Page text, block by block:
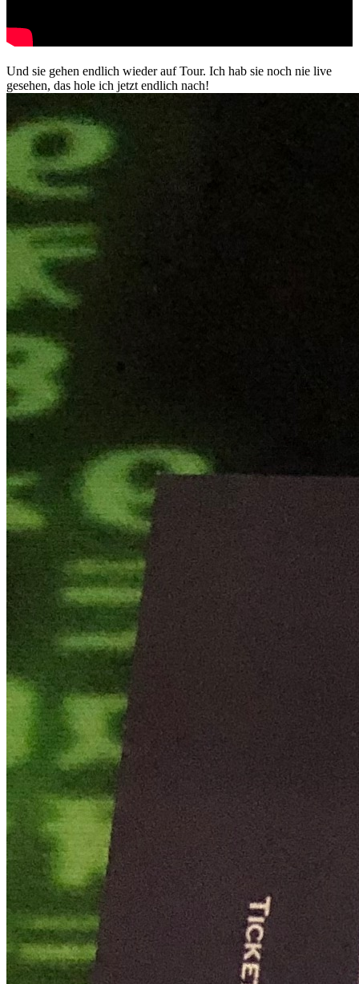
Und sie gehen endlich wieder auf Tour. Ich hab sie noch nie live
gesehen, das hole ich jetzt endlich nach!